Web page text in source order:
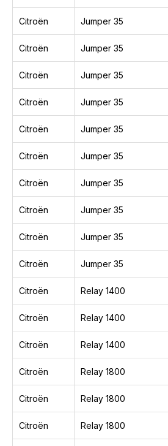
Citroën Jumper 35
Citroën Jumper 35
Citroën Jumper 35
Citroën Jumper 35
Citroën Jumper 35
Citroën Jumper 35
Citroën Jumper 35
Citroën Jumper 35
Citroën Jumper 35
Citroën Jumper 35
Citroën Relay 1400
Citroën Relay 1400
Citroën Relay 1400
Citroën Relay 1800
Citroën Relay 1800
Citroën Relay 1800